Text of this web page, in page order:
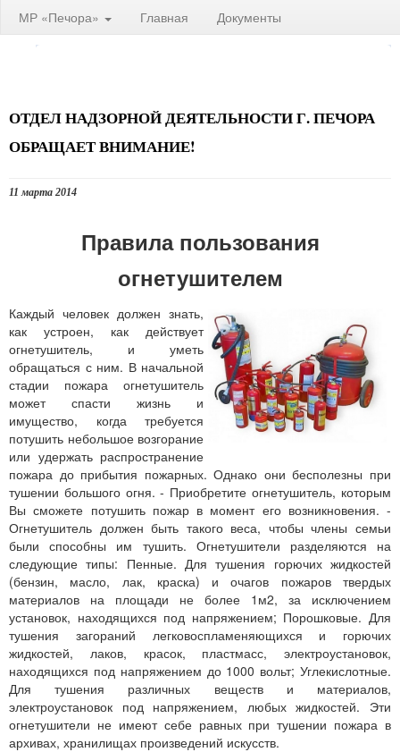
МР «Печора» Главная Документы
ОТДЕЛ НАДЗОРНОЙ ДЕЯТЕЛЬНОСТИ Г. ПЕЧОРА
ОБРАЩАЕТ ВНИМАНИЕ!
11 марта 2014
Правила пользования
огнетушителем
Каждый человек должен знать,
как устроен, как действует
огнетушитель, и уметь
обращаться с ним. В начальной
стадии пожара огнетушитель
может спасти жизнь и
имущество, когда требуется
потушить небольшое возгорание
или удержать распространение
пожара до прибытия пожарных. Однако они бесполезны при
тушении большого огня. - Приобретите огнетушитель, которым
Вы сможете потушить пожар в момент его возникновения. -
Огнетушитель должен быть такого веса, чтобы члены семьи
были способны им тушить. Огнетушители разделяются на
следующие типы: Пенные. Для тушения горючих жидкостей
(бензин, масло, лак, краска) и очагов пожаров твердых
материалов на площади не более 1м2, за исключением
установок, находящихся под напряжением; Порошковые. Для
тушения загораний легковоспламеняющихся и горючих
жидкостей, лаков, красок, пластмасс, электроустановок,
находящихся под напряжением до 1000 вольт; Углекислотные.
Для тушения различных веществ и материалов,
электроустановок под напряжением, любых жидкостей. Эти
огнетушители не имеют себе равных при тушении пожара в
архивах, хранилищах произведений искусств.